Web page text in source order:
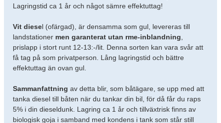
Lagringstid ca 1 år och något sämre effektuttag!
Vit diesel (ofärgad), är densamma som gul, levereras till
landstationer men garanterat utan rme-inblandning
prislapp i stort runt 12-13:-/lit. Denna sorten kan vara svår att
få tag på som privatperson. Lång lagringstid och bättre
effektuttag än ovan gul.
Sammanfattning av detta blir, som båtägare, se upp med att
tanka diesel till båten när du tankar din bil, för då får du raps
5% i din dieseldunk. Lagring ca 1 år och tillväxtrisk finns av
biologisk goja i samband med kondens i tank som står still